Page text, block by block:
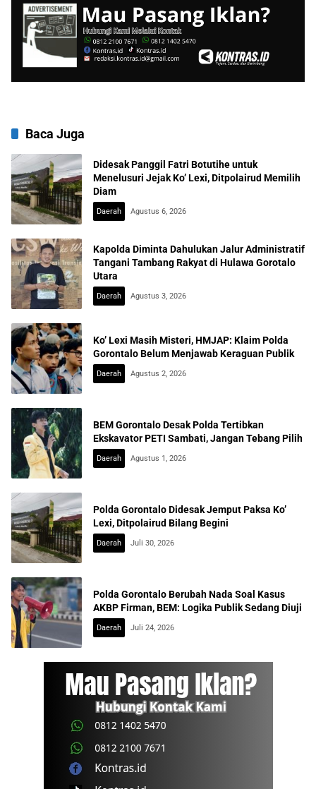
Baca Juga
Didesak Panggil Fatri Botutihe untuk
Menelusuri Jejak Ko’ Lexi, Ditpolairud Memilih
Diam
Daerah Agustus 6, 2026
Kapolda Diminta Dahulukan Jalur Administratif
Tangani Tambang Rakyat di Hulawa Gorotalo
Utara
Daerah Agustus 3, 2026
Ko’ Lexi Masih Misteri, HMJAP: Klaim Polda
Gorontalo Belum Menjawab Keraguan Publik
Daerah Agustus 2, 2026
BEM Gorontalo Desak Polda Tertibkan
Ekskavator PETI Sambati, Jangan Tebang Pilih
Daerah Agustus 1, 2026
Polda Gorontalo Didesak Jemput Paksa Ko’
Lexi, Ditpolairud Bilang Begini
Daerah Juli 30, 2026
Polda Gorontalo Berubah Nada Soal Kasus
AKBP Firman, BEM: Logika Publik Sedang Diuji
Daerah Juli 24, 2026